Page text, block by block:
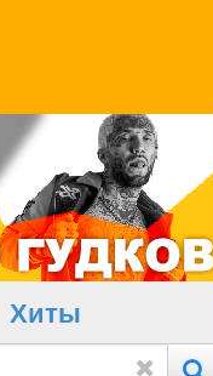
Хиты